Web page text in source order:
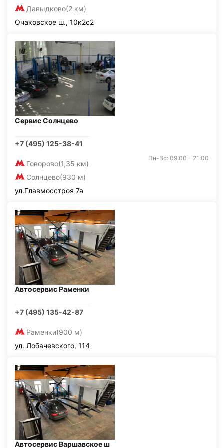
Давыдково(2 км)
Очаковское ш., 10к2с2
Сервис Солнцево
+7 (495) 125-38-41
Говорово(1,35 км)
Солнцево(930 м)
Пн-Вс: 09:00 - 21:00
ул.Главмосстроя 7а
Автосервис Раменки
+7 (495) 135-42-87
Раменки(900 м)
ул. Лобачевского, 114
Автосервис Варшавское ш